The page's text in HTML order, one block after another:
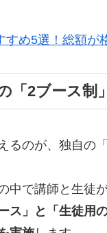
すめ5選！総額
「2ブース制
のが、独自の
中で講師と生徒
ス」と「生徒用